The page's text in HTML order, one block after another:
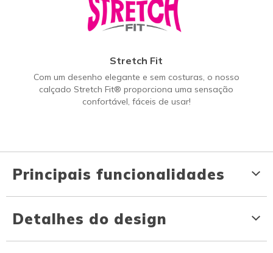
Stretch Fit
Com um desenho elegante e sem costuras, o nosso
calçado Stretch Fit® proporciona uma sensação
confortável, fáceis de usar!
Principais funcionalidades
Detalhes do design